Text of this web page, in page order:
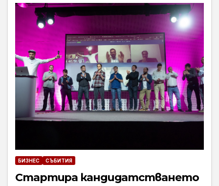
БИЗНЕС СЪБИТИЯ
Стартира кандидатстването